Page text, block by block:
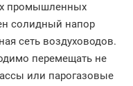
промышленных
солидный напор
сеть воздуховодов.
перемещать не
или парогазовые